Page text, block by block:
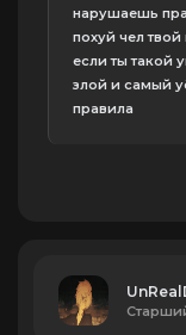
нарушаешь
похуй чел
если ты такой
злой и самый
правила